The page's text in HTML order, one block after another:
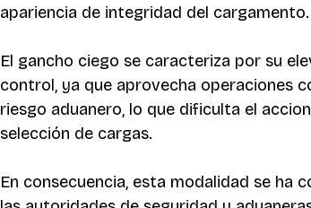
apariencia de integridad del cargamento.
El gancho ciego se caracteriza por su
control, ya que aprovecha operaciones
riesgo aduanero, lo que dificulta el
selección de cargas.
En consecuencia, esta modalidad se ha